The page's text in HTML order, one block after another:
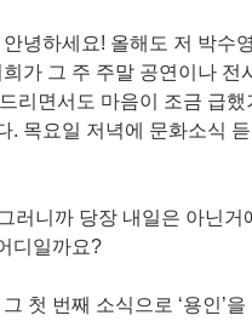
녕하세요! 올해도 저 박수
가 그 주 주말 공연이나
리면서도 마음이 조금 급
. 목요일 저녁에 문화소식
러니까 당장 내일은 아닌거
디일까요?
첫 번째 소식으로 ‘용인’